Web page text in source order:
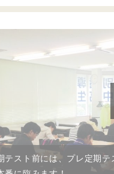
テスト前には、プレ定期テ